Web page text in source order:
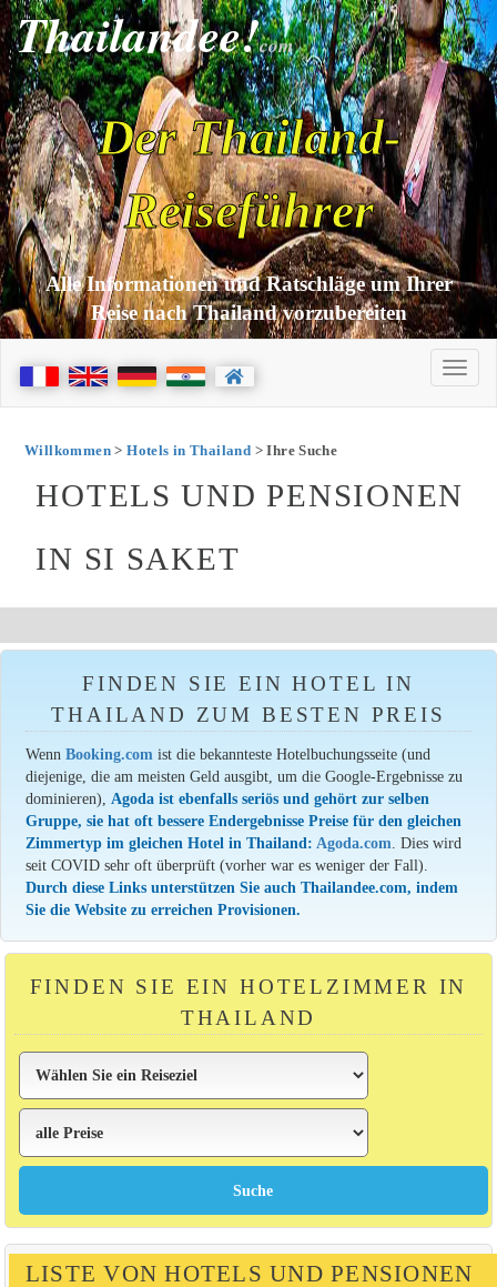
Thailandee!com
Der Thailand-
Reiseführer
Alle Informationen und Ratschläge um Ihrer
Reise nach Thailand vorzubereiten
Willkommen>Hotels in Thailand > Ihre Suche
HOTELS UND PENSIONEN
IN SI SAKET
FINDEN SIE EIN HOTEL IN
THAILAND ZUM BESTEN PREIS
WennBooking.comist die bekannteste Hotelbuchungsseite (und
diejenige, die am meisten Geld ausgibt, um die Google-Ergebnisse zu
dominieren),Agoda ist ebenfalls seriös und gehört zur selben
Gruppe, sie hat oft bessere Endergebnisse Preise für den gleichen
Zimmertyp im gleichen Hotel in Thailand:Agoda.com. Dies wird
seit COVID sehr oft überprüft (vorher war es weniger der Fall).
Durch diese Links unterstützen Sie auch Thailandee.com, indem
Sie die Website zu erreichen Provisionen.
FINDEN SIE EIN HOTELZIMMER IN
THAILAND
LISTE VON HOTELS UND PENSIONEN